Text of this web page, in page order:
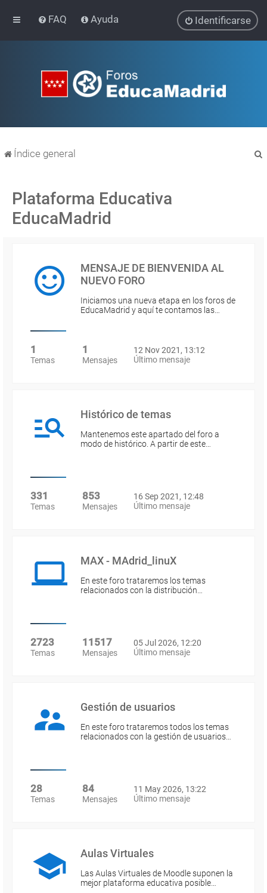
FAQ Ayuda Identificarse
Índice general
Plataforma Educativa
EducaMadrid
MENSAJE DE BIENVENIDA AL
NUEVO FORO
Iniciamos una nueva etapa en los foros de
EducaMadrid y aquí te contamos las…
1
Temas
1
Mensajes
12 Nov 2021, 13:12
Último mensaje
Histórico de temas
Mantenemos este apartado del foro a
modo de histórico. A partir de este…
331
Temas
853
Mensajes
16 Sep 2021, 12:48
Último mensaje
MAX - MAdrid_linuX
En este foro trataremos los temas
relacionados con la distribución…
2723
Temas
11517
Mensajes
05 Jul 2026, 12:20
Último mensaje
Gestión de usuarios
En este foro trataremos todos los temas
relacionados con la gestión de usuarios…
28
Temas
84
Mensajes
11 May 2026, 13:22
Último mensaje
Aulas Virtuales
Las Aulas Virtuales de Moodle suponen la
mejor plataforma educativa posible…